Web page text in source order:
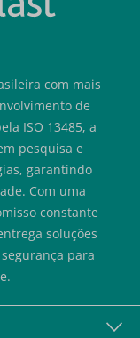
com mais
de
ISO 13485, a
pesquisa e
garantindo
Com uma
constante
soluções
para